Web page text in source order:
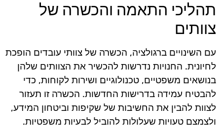
תהליכי התאמה והכשרה של
צוותים
עם השינויים ברגולציה, הכשרה של צוותי עובדים הופכת
לחיונית. החנויות נדרשות להכשיר את הצוותים שלהן
בנושאים משפטיים, טכנולוגיים ושירות לקוחות, כדי
להבטיח עמידה בדרישות החדשות. הכשרה זו תעזור
לצוות להבין את החשיבות של שקיפות וביטחון המידע,
ולצמצם טעויות שעלולות להוביל לבעיות משפטיות.